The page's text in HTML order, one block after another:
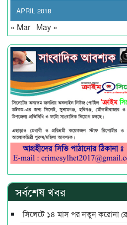
APRIL 2018
« Mar May »
সর্বশেষ খবর
সিলেটে ১৪ মাস পর নতুন করোনা